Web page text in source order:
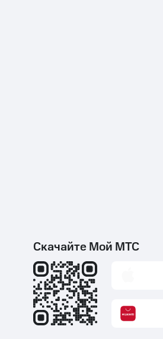
Скачайте Мой МТС